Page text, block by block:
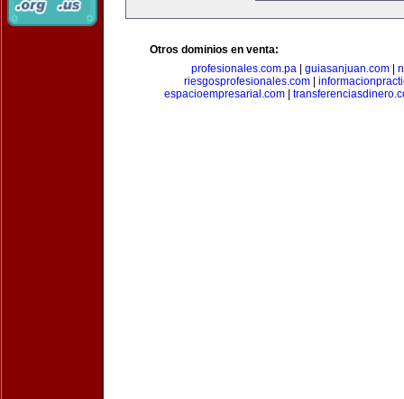
Otros dominios en venta:
profesionales.com.pa
guiasanjuan.com
riesgosprofesionales.com
espacioempresarial.com